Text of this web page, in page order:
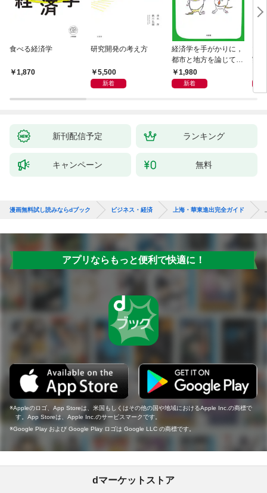
食べる経済学
1,870
研究開発の考え方
5,500
新着
経済学を手がかりに，
都市と地方を論じてみ
よう1,980
新着
実
新刊配信予定 ランキング
キャンペーン 無料
漫画無料試し読みならdブック ビジネス・経済 上海・華東進出完全ガイド
アプリならもっと便利で快適に！
Appleのロゴ、App Storeは、米国もしくはその他の国や地域におけるApple Inc.の商標で
す。App Storeは、Apple Inc.のサービスマークです。
Google Play および Google Play ロゴは Google LLC の商標です。
dマーケットストア